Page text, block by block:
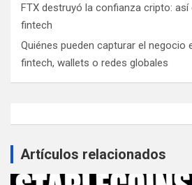
FTX destruyó la confianza cripto:
fintech
Quiénes pueden capturar el negocio
fintech, wallets o redes globales
Artículos relacionados